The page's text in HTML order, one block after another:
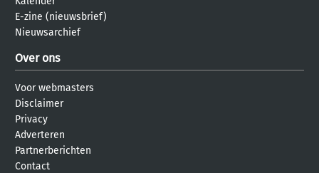
E-zine (nieuwsbrief)
Nieuwsarchief
Over ons
Voor webmasters
Disclaimer
Privacy
Adverteren
Partnerberichten
Contact